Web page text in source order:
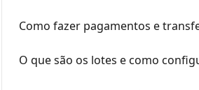
Como fazer pagamentos e
O que são os lotes e como